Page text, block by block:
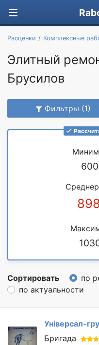
Расценки Комплексные
Элитный
Брусилов
Фильтры (1)
Сортировать по
по актуальности
Універсал-
Бригада